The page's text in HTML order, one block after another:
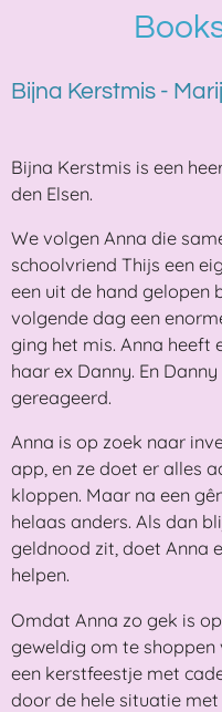
de
Bijna Kerstmis -
Bijna Kerstmis is een
den Elsen.
We volgen Anna die
schoolvriend Thijs een
een uit de hand gelopen
volgende dag een
ging het mis. Anna heeft
haar ex Danny. En
gereageerd.
Anna is op zoek naar
app, en ze doet er alles
kloppen. Maar na een
helaas anders. Als dan
geldnood zit, doet Anna
helpen.
Omdat Anna zo gek is
geweldig om te shoppen
een kerstfeestje met
door de hele situatie